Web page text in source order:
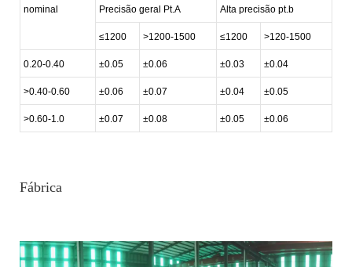
nominal
Precisão geral Pt.A Alta precisão pt.b
≤1200 >1200-1500 ≤1200 >120-1500
0.20-0.40 ±0.05 ±0.06 ±0.03 ±0.04
>0.40-0.60 ±0.06 ±0.07 ±0.04 ±0.05
>0.60-1.0 ±0.07 ±0.08 ±0.05 ±0.06
Fábrica